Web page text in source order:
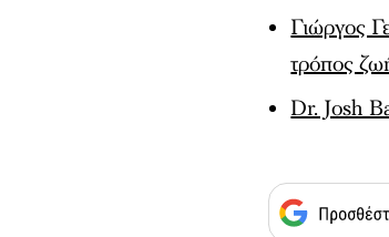
Γιώργος
τρόπος
Dr. Josh